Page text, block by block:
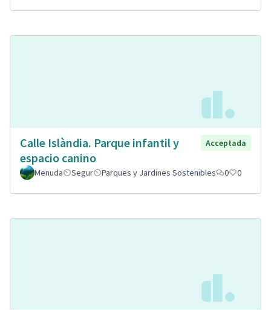
Calle Islàndia. Parque infantil y
espacio canino
Acceptada
Menuda Segur Parques y Jardines Sostenibles 0 0